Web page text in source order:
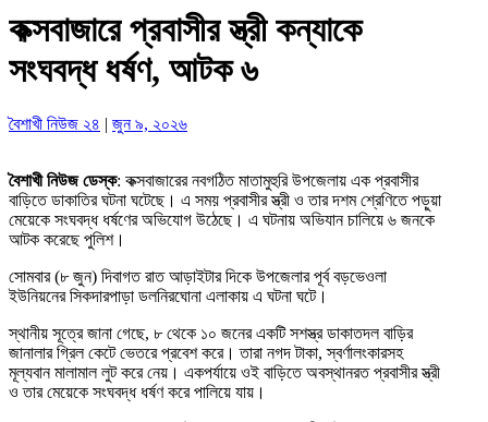
কক্সবাজারে প্রবাসীর স্ত্রী কন্যাকে
সংঘবদ্ধ ধর্ষণ, আটক ৬
বৈশাখী নিউজ ২৪ | জুন ৯, ২০২৬
বৈশাখী নিউজ ডেস্ক: কক্সবাজারের নবগঠিত মাতামুহুরি উপজেলায় এক প্রবাসীর
বাড়িতে ডাকাতির ঘটনা ঘটেছে। এ সময় প্রবাসীর স্ত্রী ও তার দশম শ্রেণিতে পড়ুয়া
মেয়েকে সংঘবদ্ধ ধর্ষণের অভিযোগ উঠেছে। এ ঘটনায় অভিযান চালিয়ে ৬ জনকে
আটক করেছে পুলিশ।
সোমবার (৮ জুন) দিবাগত রাত আড়াইটার দিকে উপজেলার পূর্ব বড়ভেওলা
ইউনিয়নের সিকদারপাড়া ডলনিরঘোনা এলাকায় এ ঘটনা ঘটে।
স্থানীয় সূত্রে জানা গেছে, ৮ থেকে ১০ জনের একটি সশস্ত্র ডাকাতদল বাড়ির
জানালার গ্রিল কেটে ভেতরে প্রবেশ করে। তারা নগদ টাকা, স্বর্ণালংকারসহ
মূল্যবান মালামাল লুট করে নেয়। একপর্যায়ে ওই বাড়িতে অবস্থানরত প্রবাসীর স্ত্রী
ও তার মেয়েকে সংঘবদ্ধ ধর্ষণ করে পালিয়ে যায়।